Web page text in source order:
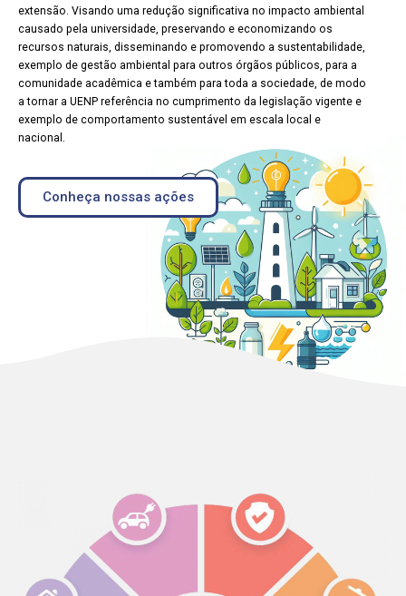
extensão. Visando uma redução significativa no impacto ambiental
causado pela universidade, preservando e economizando os
recursos naturais, disseminando e promovendo a sustentabilidade,
exemplo de gestão ambiental para outros órgãos públicos, para a
comunidade acadêmica e também para toda a sociedade, de modo
a tornar a UENP referência no cumprimento da legislação vigente e
exemplo de comportamento sustentável em escala local e
nacional.
Conheça nossas ações